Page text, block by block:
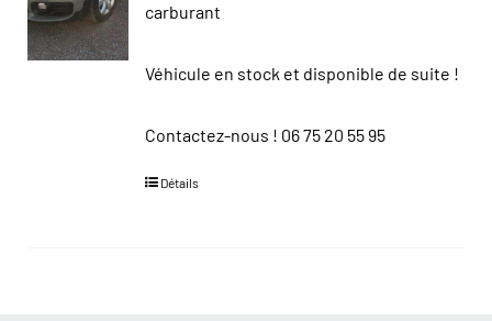
carburant
Véhicule en stock et disponible de suite !
Contactez-nous ! 06 75 20 55 95
Détails